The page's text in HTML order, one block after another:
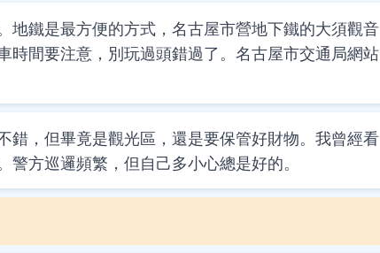
地鐵是最方便的方式，名古屋市營地下鐵的大須觀音
時間要注意，別玩過頭錯過了。名古屋市交通局網站
錯，但畢竟是觀光區，還是要保管好財物。我曾經看
方巡邏頻繁，但自己多小心總是好的。